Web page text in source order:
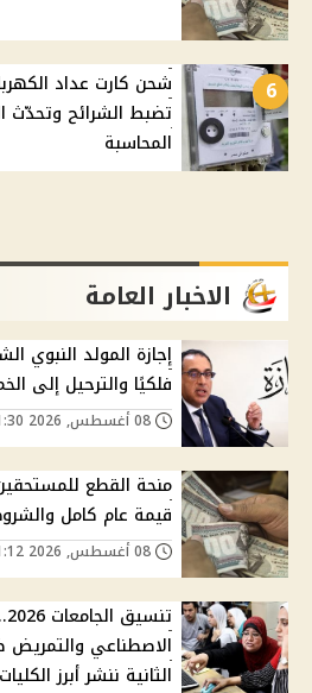
6
شحن كارت عداد
تضبط الشرائح وتحدّث
المحاسبة
الاخبار العامة
فلكيًا والترحيل إلى
منحة القطع
قيمة عام كامل
الاصطناعي
الثانية ننشر أبرز